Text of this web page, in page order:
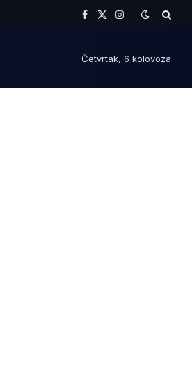
Facebook
X
Instagram
Četvrtak, 6 kolovoza